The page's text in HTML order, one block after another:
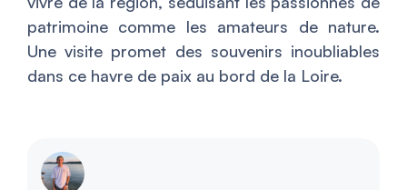
patrimoine comme les amateurs de nature.
Une visite promet des souvenirs inoubliables
dans ce havre de paix au bord de la Loire.